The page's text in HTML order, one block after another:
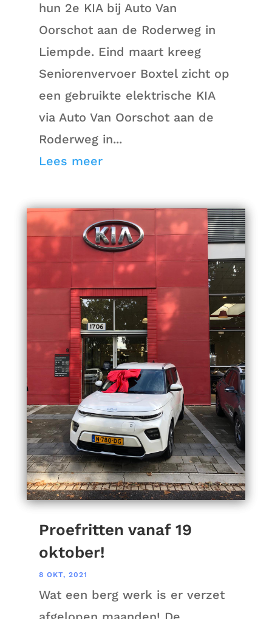
hun 2e KIA bij Auto Van
Oorschot aan de Roderweg in
Liempde. Eind maart kreeg
Seniorenvervoer Boxtel zicht op
een gebruikte elektrische KIA
via Auto Van Oorschot aan de
Roderweg in...
Lees meer
Proefritten vanaf 19
oktober!
8 OKT, 2021
Wat een berg werk is er verzet